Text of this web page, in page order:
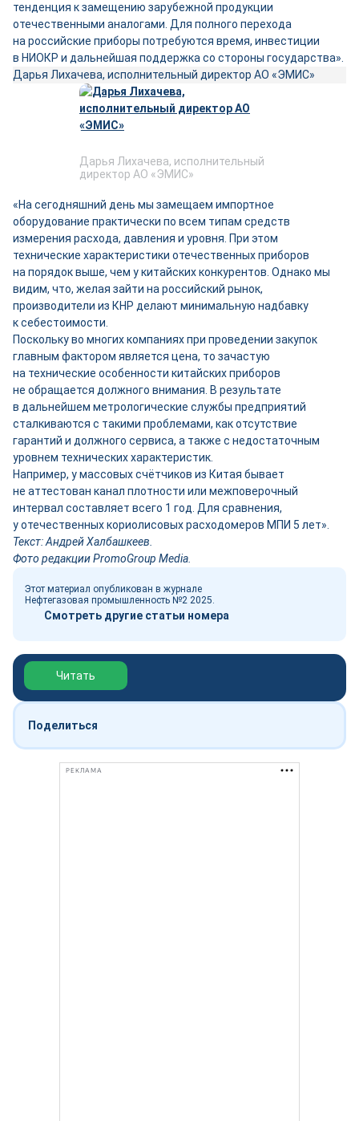
тенденция к замещению зарубежной продукции
отечественными аналогами. Для полного перехода
на российские приборы потребуются время, инвестиции
в НИОКР и дальнейшая поддержка со стороны государства».
Дарья Лихачева, исполнительный директор АО «ЭМИС»
Дарья Лихачева, исполнительный
директор АО «ЭМИС»
«На сегодняшний день мы замещаем импортное
оборудование практически по всем типам средств
измерения расхода, давления и уровня. При этом
технические характеристики отечественных приборов
на порядок выше, чем у китайских конкурентов. Однако мы
видим, что, желая зайти на российский рынок,
производители из КНР делают минимальную надбавку
к себестоимости.
Поскольку во многих компаниях при проведении закупок
главным фактором является цена, то зачастую
на технические особенности китайских приборов
не обращается должного внимания. В результате
в дальнейшем метрологические службы предприятий
сталкиваются с такими проблемами, как отсутствие
гарантий и должного сервиса, а также с недостаточным
уровнем технических характеристик.
Например, у массовых счётчиков из Китая бывает
не аттестован канал плотности или межповерочный
интервал составляет всего 1 год. Для сравнения,
у отечественных кориолисовых расходомеров МПИ 5 лет».
Текст: Андрей Халбашкеев.
Фото редакции PromoGroup Media.
Этот материал опубликован в журнале
Нефтегазовая промышленность №2 2025.
Смотреть другие статьи номера
Читать
Поделиться
РЕКЛАМА